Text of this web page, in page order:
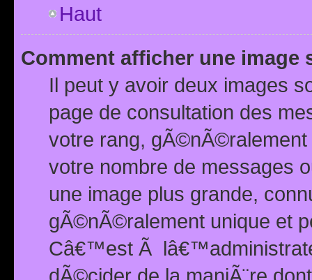
Haut
Comment afficher une image
Il peut y avoir deux images
page de consultation des
votre rang,
votre nombre de messages
une image plus grande,
gÃ©nÃ©ralement unique et
Câ€™est Ã
dÃ©cider de la maniÃ¨re